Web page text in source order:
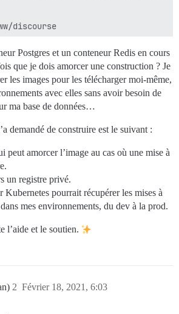
discourse
"touch -a /shared/log/rails/
"ln -s /shared/log/rails/
Postgres et un conteneur Redis en cours
que je dois amorcer une construction ? Je
les images pour les télécharger moi-même,
avec elles sans avoir besoin de
ma base de données…
demandé de construire est le suivant :
amorcer l’image au cas où une mise à
un registre privé.
Kubernetes pourrait récupérer les mises à
mes environnements, du dev à la prod.
l’aide et le soutien.
Février 18, 2021, 6:03
2